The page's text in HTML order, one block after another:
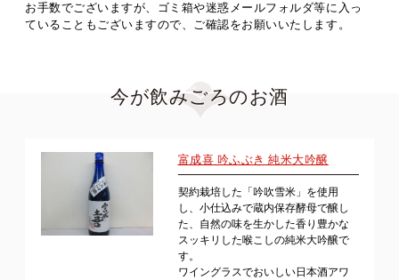
お手数でございますが、ゴミ箱や迷惑メールフォルダ等に入っ
ていることもございますので、ご確認をお願いいたします。
今が飲みごろのお酒
富成喜 吟ふぶき 純米大吟醸
契約栽培した「吟吹雪米」を使用
し、小仕込みで蔵内保存酵母で醸し
た、自然の味を生かした香り豊かな
スッキリした喉こしの純米大吟醸で
す。
ワイングラスでおいしい日本酒アワ